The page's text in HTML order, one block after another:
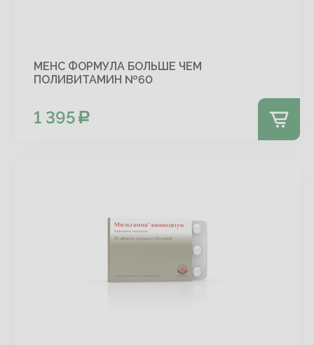
МЕНС ФОРМУЛА БОЛЬШЕ ЧЕМ
ПОЛИВИТАМИН №60
1 395